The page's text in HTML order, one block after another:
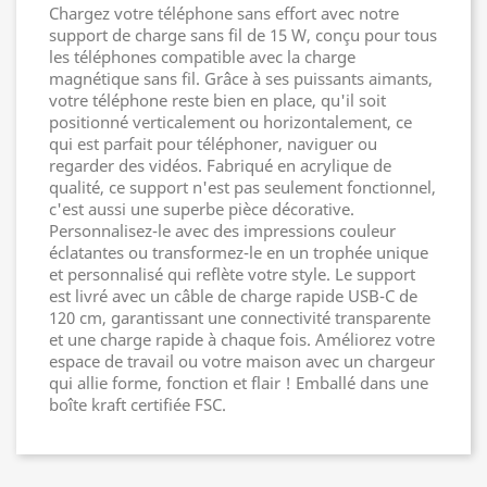
Chargez votre téléphone sans effort avec notre
support de charge sans fil de 15 W, conçu pour tous
les téléphones compatible avec la charge
magnétique sans fil. Grâce à ses puissants aimants,
votre téléphone reste bien en place, qu'il soit
positionné verticalement ou horizontalement, ce
qui est parfait pour téléphoner, naviguer ou
regarder des vidéos. Fabriqué en acrylique de
qualité, ce support n'est pas seulement fonctionnel,
c'est aussi une superbe pièce décorative.
Personnalisez-le avec des impressions couleur
éclatantes ou transformez-le en un trophée unique
et personnalisé qui reflète votre style. Le support
est livré avec un câble de charge rapide USB-C de
120 cm, garantissant une connectivité transparente
et une charge rapide à chaque fois. Améliorez votre
espace de travail ou votre maison avec un chargeur
qui allie forme, fonction et flair ! Emballé dans une
boîte kraft certifiée FSC.